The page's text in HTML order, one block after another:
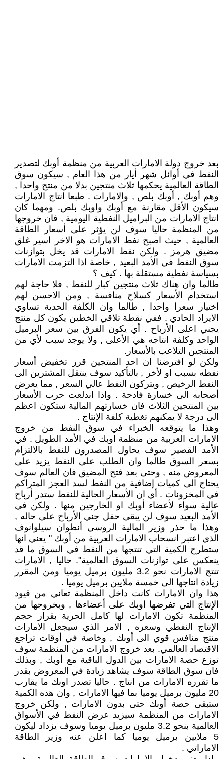
بعد خروج دولة الامارات العربية من منظمة أوبك لتصدير
النفط في أوائل شهر أيار من هذا العام , سيكون سوق
الطاقة العالمية يحكمها ثلاث منتجين بدلا من منتج واحدا ,
وهم أوبك , أوبك بلص , والامارات . طبعا انتاج الامارات
سيكون الأقل مقارنة مع أوبك واوبك بلص. ومهما كان
انتاج الامارات من البراميل النفطية اليومية , فان خروجها
من المنظمة حاليا سوف لن يؤثر على أسعار الطاقة
العالمية , حيث اصبح نفط الامارات هو الاخر اسير غلق
مضيق هرمز . ولكن نفط الامارات قد يخل بتوازنات
سوق النفط في الأمد البعيد , خاصة اذا التزمت الامارات
بسياسة نفطية مستقلة بها . كيف ؟
طالما وان هناك ثلاث منتجين كبار للنفط , فلا حاجة لهم
استخدام الأسعار كسلاح منافسة , ومن الاحسن لهم
اختيار سعرا واحدا , طالما وان الكلفة الحدية تساوي
الايراد الحادي . ففي نقطة تلاقي الخطين يكون كل منتج
يجني اعلى الأرباح . أي يكون الفرق بين سعر البرميل
الواحد وكلفة انتاجه هي الأعلى , ولا يوجد سبب لأي من
المنتجين التلاعب بالأسعار.
ولكن لو افترضنا ان احد المنتجين قرر تخفيض أسعار
نفطه بسبب او لأخر , بالتأكيد سوف ينتقل المشترين الى
النفط الرخيص , ويتركون النفط عالي السعر , مما يعرض
أصحابه الى خسارة فادحة . واذا اندلعت حرب الأسعار
بين المنتجين الثلاث فان خسارتهم المالية ستكون اعظم
الى درجة لا يمكنهم تغطية كلفة الإنتاج .
وهذا ما يتوقعه الخبراء في سوق النفط من خروج
الامارات العربية من منظمة اوبك في الأمد الطويل . في
الأمد القصير سوف يحاول المصدرون للنفط بالالتزام
بسعر السوق طالما وان الطلب على النفط يزيد على
المعروض منه , وحتى بعد فتح المضيق فان العالم سوف
يحتاج الى كميات إضافية من النفط لسد العجز المتراكم
في المخزونات . أي ان الأسعار الحالية للنفط ستدر أرباح
عالية سواء لأعضاء أوبك او الخارجين منها . ولكن في
الأمد البعيد سوف لن يبقى حفل جني الأرباح على حاله ,
وهذا ما حذر وزير المالية الروسي أنطوان سيلوانوف
الذي اعتبر انسحاب الامارات العربية من أوبك " يعني انها
ستطرح الكمية التي تنتجها من النفط في السوق ما قد
ينعكس على توازنات السوق العالمية". حاليا , الامارات
تنتج الامارات نحو 3.2 مليون برميل يوميا ومن المقرر
زيادة انتاجها الى خمسة ملايين برميل يوميا .
هذا وان الامارات كانت داخل المنظمة تعاني من قيود
الإنتاج التي تفرضها اوبك على أعضاءها , وبخروجها من
المنظمة تكون الامارات لها كامل الحرية بقرار حجم
الإنتاج النفطي وسعره , الامر الذي سيجعل الامارات
منتج منافس قوي الى أوبك , وخاصة في أوقات تراجع
الاقتصاد العالمي. بعد خروج الامارات من المنظمة سوف
توزع حصة الامارات بين الدول الباقية مع أوبك , وبذلك
فان سوق الطاقة سوف يشاهد زيادة في المعروض بقدر
ما تقرره الامارات من انتاج . حاليا تصدر اوبك ما يقارب
20 مليون برميل يوميا بما فيها الامارات , وان هذه الكمية
ستبقى حصة أوبك حتى بدون الامارات , ولكن خروج
الامارات من المنظمة سيزيد عرض النفط في الأسواق
العالمية بنحو 3.2 مليون برميل يوميا وسوف يزداد ليكون
5 ملايين برميل يوميا كما اعلن عنه وزير الطاقة
الاماراتي .